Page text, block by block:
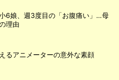
6娘、週3度目の「お腹痛い」…母
理由
るアニメーターの意外な素顔